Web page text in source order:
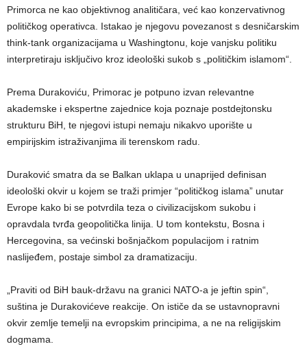
Primorca ne kao objektivnog analitičara, već kao konzervativnog
političkog operativca. Istakao je njegovu povezanost s desničarskim
think-tank organizacijama u Washingtonu, koje vanjsku politiku
interpretiraju isključivo kroz ideološki sukob s „političkim islamom“.
Prema Durakoviću, Primorac je potpuno izvan relevantne
akademske i ekspertne zajednice koja poznaje postdejtonsku
strukturu BiH, te njegovi istupi nemaju nikakvo uporište u
empirijskim istraživanjima ili terenskom radu.
Duraković smatra da se Balkan uklapa u unaprijed definisan
ideološki okvir u kojem se traži primjer “političkog islama” unutar
Evrope kako bi se potvrdila teza o civilizacijskom sukobu i
opravdala tvrđa geopolitička linija. U tom kontekstu, Bosna i
Hercegovina, sa većinski bošnjačkom populacijom i ratnim
naslijeđem, postaje simbol za dramatizaciju.
​„Praviti od BiH bauk-državu na granici NATO-a je jeftin spin“,
suština je Durakovićeve reakcije. On ističe da se ustavnopravni
okvir zemlje temelji na evropskim principima, a ne na religijskim
dogmama.